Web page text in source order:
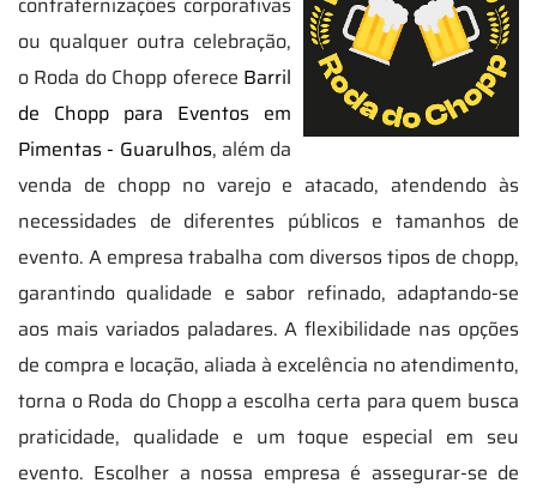
ou qualquer outra celebração,
o Roda do Chopp oferece Barril
de Chopp para Eventos em
Pimentas - Guarulhos, além da
venda de chopp no varejo e atacado, atendendo às
necessidades de diferentes públicos e tamanhos de
evento. A empresa trabalha com diversos tipos de chopp,
garantindo qualidade e sabor refinado, adaptando-se
aos mais variados paladares. A flexibilidade nas opções
de compra e locação, aliada à excelência no atendimento,
torna o Roda do Chopp a escolha certa para quem busca
praticidade, qualidade e um toque especial em seu
evento. Escolher a nossa empresa é assegurar-se de